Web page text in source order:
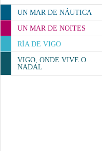
UN MAR DE NÁUTICA
UN MAR DE NOITES
RÍA DE VIGO
VIGO, ONDE VIVE O
NADAL